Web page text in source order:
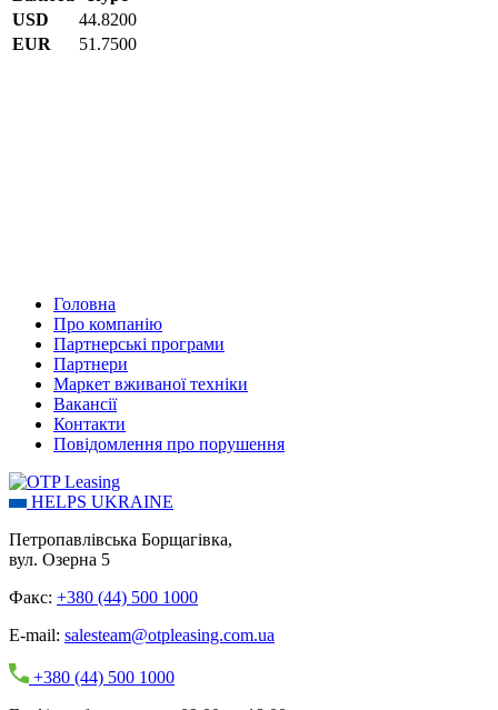
USD
44.8200
EUR
51.7500
Головна
Про компанію
Партнерські програми
Партнери
Маркет вживаної техніки
Вакансії
Контакти
Повідомлення про порушення
HELPS UKRAINE
Петропавлівська Борщагівка,
вул. Озерна 5
Факс: +380 (44) 500 1000
E-mail: salesteam@otpleasing.com.ua
+380 (44) 500 1000